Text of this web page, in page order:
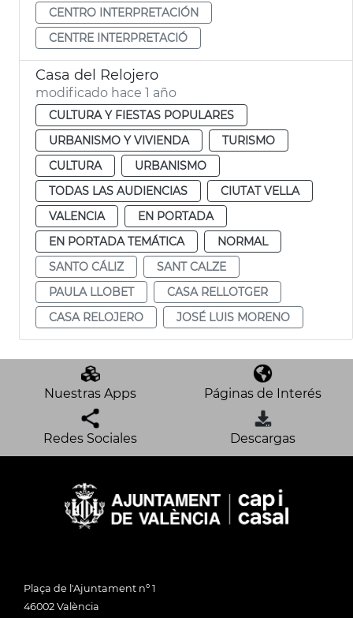
CENTRO INTERPRETACIÓN
CENTRE INTERPRETACIÓ
Casa del Relojero
modificado hace 1 año
CULTURA Y FIESTAS POPULARES
URBANISMO Y VIVIENDA
TURISMO
CULTURA
URBANISMO
TODAS LAS AUDIENCIAS
CIUTAT VELLA
VALENCIA
EN PORTADA
EN PORTADA TEMÁTICA
NORMAL
SANTO CÁLIZ
SANT CALZE
PAULA LLOBET
CASA RELLOTGER
CASA RELOJERO
JOSÉ LUIS MORENO
Nuestras Apps Páginas de Interés
Redes Sociales Descargas
Plaça de l'Ajuntament nº 1
46002 València